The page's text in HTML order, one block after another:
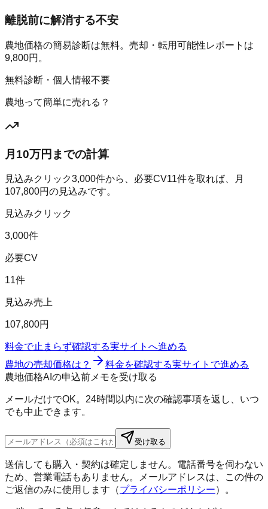
離脱前に解消する不安
農地価格の簡易診断は無料。売却・転用可能性レポートは
9,800円。
無料診断・個人情報不要
農地って簡単に売れる？
月10万円までの計算
見込みクリック3,000件から、必要CV11件を取れば、月
107,800円の見込みです。
見込みクリック
3,000件
必要CV
11件
見込み売上
107,800円
料金で止まらず確認する実サイトへ進める
農地の売却価格は？
料金を確認する実サイトで進める
農地価格AIの申込前メモを受け取る
メールだけでOK。24時間以内に次の確認事項を返し、いつ
でも中止できます。
受け取る
送信しても購入・契約は確定しません。電話番号を伺わない
ため、営業電話もありません。メールアドレスは、この件の
ご返信のみに使用します（プライバシーポリシー）。